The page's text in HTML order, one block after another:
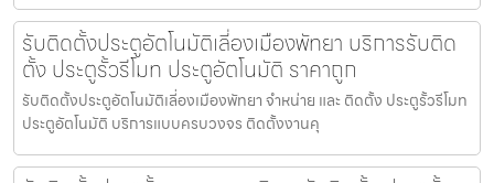
รับติดตั้งประตูอัตโนมัติเลี่องเมืองพัทยา บริการรับติด
ตั้ง ประตูรั้วรีโมท ประตูอัตโนมัติ ราคาถูก
รับติดตั้งประตูอัตโนมัติเลี่องเมืองพัทยา จำหน่าย และ ติดตั้ง ประตูรั้วรีโมท
ประตูอัตโนมัติ บริการแบบครบวงจร ติดตั้งงานคุ